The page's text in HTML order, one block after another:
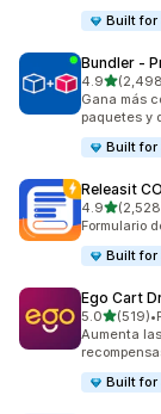
Built for
Bundler ‑
4.9de 5
2498
Gana más
paquetes y
Built for
Releasit
4.9de 5
2528
Formulario
Built for
Ego Cart
5.0de 5(519)
519 •
Aumenta
Built for